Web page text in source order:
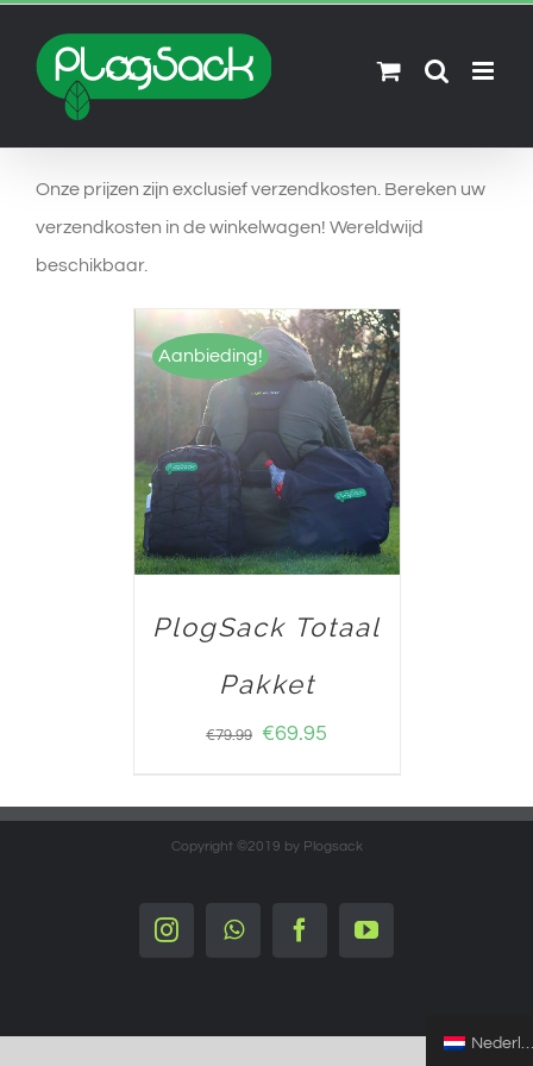
content
Onze prijzen zijn exclusief verzendkosten. Bereken uw
verzendkosten in de winkelwagen! Wereldwijd
beschikbaar.
Aanbieding!
OPTIES SELECTEREN
/
DETAILS
PlogSack Totaal
Pakket
€79.99 €69.95
Copyright ©2019 by Plogsack
InstagramWhatsappFacebookYouTube
Nederlands